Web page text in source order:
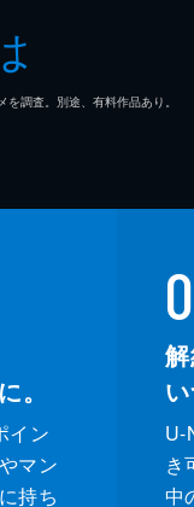
調査。別途、有料作品あり。
。
イン
マン
持ち
U-
き
中